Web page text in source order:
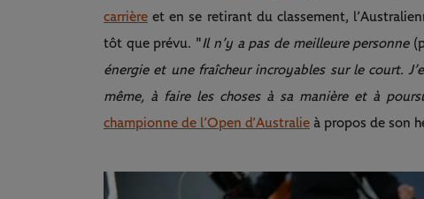
carrière et en se retirant du classement,
tôt que prévu. "Il n’y a pas de meilleure personne
énergie et une fraîcheur incroyables sur le court.
même, à faire les choses à sa manière et à
championne de l’Open d’Australie à propos de son